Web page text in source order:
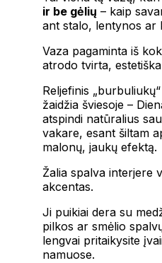
ir be gėlių – kaip
ant stalo, lentynos ar
Vaza pagaminta iš
atrodo tvirta,
Reljefinis
žaidžia šviesoje –
atspindi natūralius
vakare, esant šiltam
malonų, jaukų efektą.
Žalia spalva interjere
akcentas.
Ji puikiai dera su
pilkos ar smėlio
lengvai pritaikysite
namuose.